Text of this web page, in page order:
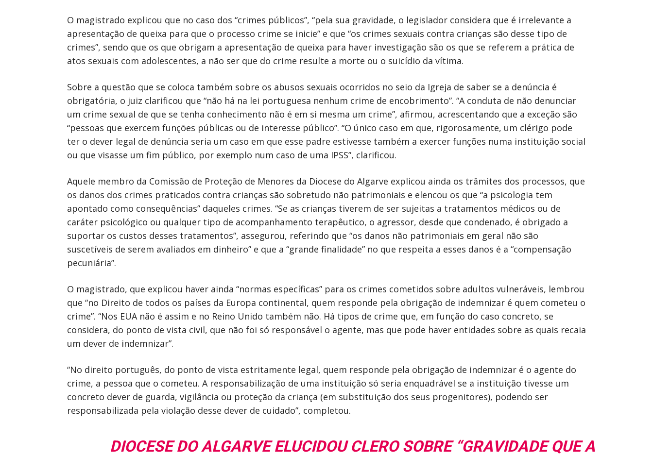
O magistrado explicou que no caso dos “crimes públicos”, “pela sua gravidade, o legislador considera que é irrelevante a
apresentação de queixa para que o processo crime se inicie” e que “os crimes sexuais contra crianças são desse tipo de
crimes”, sendo que os que obrigam a apresentação de queixa para haver investigação são os que se referem a prática de
atos sexuais com adolescentes, a não ser que do crime resulte a morte ou o suicídio da vítima.
Sobre a questão que se coloca também sobre os abusos sexuais ocorridos no seio da Igreja de saber se a denúncia é
obrigatória, o juiz clarificou que “não há na lei portuguesa nenhum crime de encobrimento”. “A conduta de não denunciar
um crime sexual de que se tenha conhecimento não é em si mesma um crime”, afirmou, acrescentando que a exceção são
“pessoas que exercem funções públicas ou de interesse público”. “O único caso em que, rigorosamente, um clérigo pode
ter o dever legal de denúncia seria um caso em que esse padre estivesse também a exercer funções numa instituição social
ou que visasse um fim público, por exemplo num caso de uma IPSS”, clarificou.
Aquele membro da Comissão de Proteção de Menores da Diocese do Algarve explicou ainda os trâmites dos processos, que
os danos dos crimes praticados contra crianças são sobretudo não patrimoniais e elencou os que “a psicologia tem
apontado como consequências” daqueles crimes. “Se as crianças tiverem de ser sujeitas a tratamentos médicos ou de
caráter psicológico ou qualquer tipo de acompanhamento terapêutico, o agressor, desde que condenado, é obrigado a
suportar os custos desses tratamentos”, assegurou, referindo que “os danos não patrimoniais em geral não são
suscetíveis de serem avaliados em dinheiro” e que a “grande finalidade” no que respeita a esses danos é a “compensação
pecuniária”.
O magistrado, que explicou haver ainda “normas específicas” para os crimes cometidos sobre adultos vulneráveis, lembrou
que “no Direito de todos os países da Europa continental, quem responde pela obrigação de indemnizar é quem cometeu o
crime”. “Nos EUA não é assim e no Reino Unido também não. Há tipos de crime que, em função do caso concreto, se
considera, do ponto de vista civil, que não foi só responsável o agente, mas que pode haver entidades sobre as quais recaia
um dever de indemnizar”.
“No direito português, do ponto de vista estritamente legal, quem responde pela obrigação de indemnizar é o agente do
crime, a pessoa que o cometeu. A responsabilização de uma instituição só seria enquadrável se a instituição tivesse um
concreto dever de guarda, vigilância ou proteção da criança (em substituição dos seus progenitores), podendo ser
responsabilizada pela violação desse dever de cuidado”, completou.
DIOCESE DO ALGARVE ELUCIDOU CLERO SOBRE “GRAVIDADE QUE A